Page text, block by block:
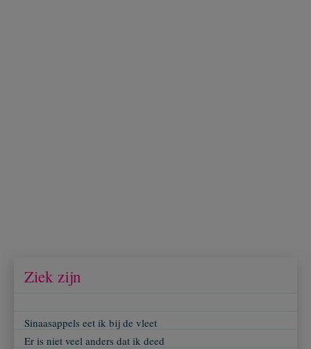
Ziek zijn
Sinaasappels eet ik bij de vleet
Er is niet veel anders dat ik deed